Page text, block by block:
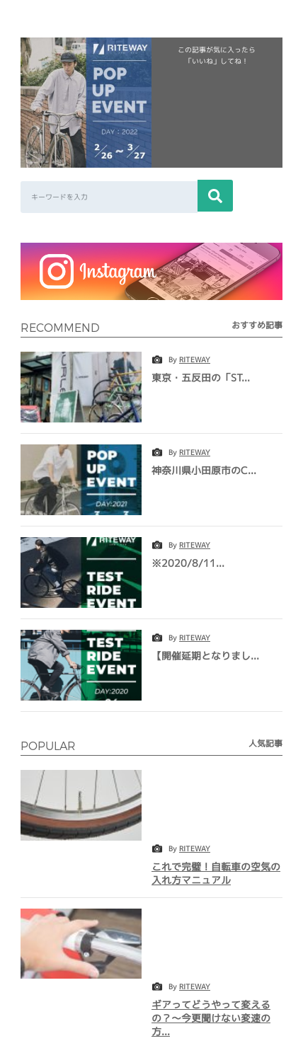
この記事が気に入ったら
「いいね」してね！
RECOMMEND おすすめ記事
By RITEWAY
東京・五反田の「ST...
By RITEWAY
神奈川県小田原市のC...
By RITEWAY
※2020/8/11...
By RITEWAY
【開催延期となりまし...
POPULAR 人気記事
By RITEWAY
これで完璧！自転車の空気の
入れ方マニュアル
By RITEWAY
ギアってどうやって変える
の？～今更聞けない変速の
方...